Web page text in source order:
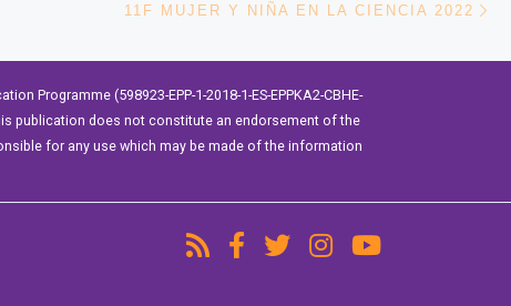
11F MUJER Y NIÑA EN LA CIENCIA 2022
Programme (598923-EPP-1-2018-1-ES-EPPKA2-CBHE-
publication does not constitute an endorsement of the
for any use which may be made of the information